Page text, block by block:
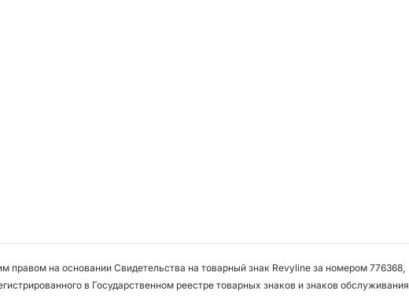
на основании Свидетельства на товарный знак Revyline за номером 776368,
в Государственном реестре товарных знаков и знаков обслуживания